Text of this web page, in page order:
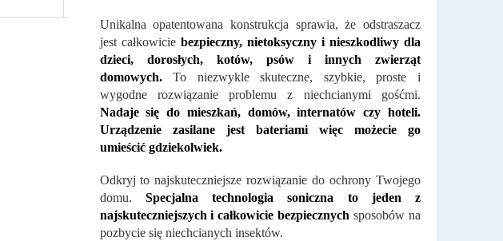
Unikalna opatentowana konstrukcja sprawia, że ​​odstraszacz
jest całkowicie bezpieczny, nietoksyczny i nieszkodliwy dla
dzieci, dorosłych, kotów, psów i innych zwierząt
domowych.To niezwykle skuteczne, szybkie, proste i
wygodne rozwiązanie problemu z niechcianymi gośćmi.
Nadaje się do mieszkań, domów, internatów czy hoteli.
Urządzenie zasilane jest bateriami więc możecie go
umieścić gdziekolwiek.
Odkryj to najskuteczniejsze rozwiązanie do ochrony Twojego
domu. Specjalna technologia soniczna to jeden z
najskuteczniejszych i całkowicie bezpiecznychsposobów na
pozbycie się niechcianych insektów.